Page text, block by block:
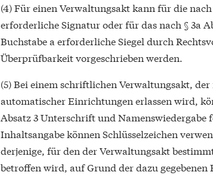
(4) Für einen Verwaltungsakt kann für die nach
erforderliche Signatur oder für das nach § 3a
Buchstabe a erforderliche Siegel durch
Überprüfbarkeit vorgeschrieben werden.
(5) Bei einem schriftlichen Verwaltungsakt,
automatischer Einrichtungen erlassen wird,
Absatz 3 Unterschrift und Namenswiedergabe
Inhaltsangabe können Schlüsselzeichen
derjenige, für den der Verwaltungsakt
betroffen wird, auf Grund der dazu gegebenen